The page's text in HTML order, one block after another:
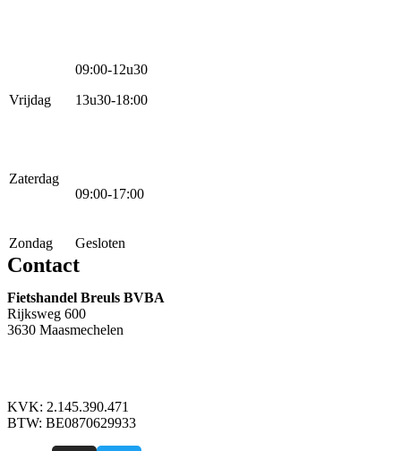
Vrijdag
09:00-12u30
13u30-18:00
Zaterdag
09:00-17:00
Zondag Gesloten
Contact
Fietshandel Breuls BVBA
Rijksweg 600
3630 Maasmechelen
KVK: 2.145.390.471
BTW: BE0870629933